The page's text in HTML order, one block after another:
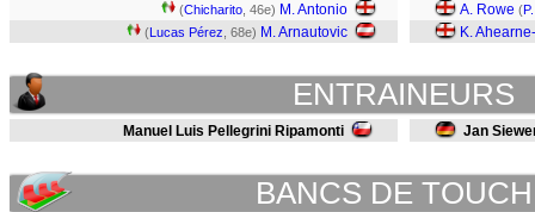
(Chicharito , 46e) M. Antonio
(Lucas Pérez , 68e) M. Arnautovic
A. Rowe (
K.
ENTRAINEURS
Manuel Luis Pellegrini Ripamonti Jan
BANCS DE